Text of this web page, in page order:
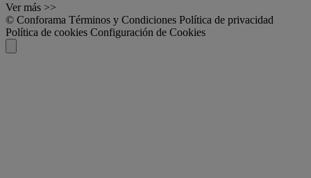
Ver más >>
© Conforama Términos y Condiciones Política de privacidad
Política de cookies Configuración de Cookies